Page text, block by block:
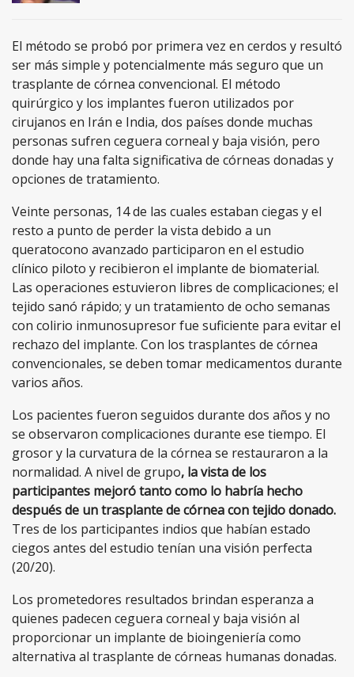
El método se probó por primera vez en cerdos y resultó
ser más simple y potencialmente más seguro que un
trasplante de córnea convencional. El método
quirúrgico y los implantes fueron utilizados por
cirujanos en Irán e India, dos países donde muchas
personas sufren ceguera corneal y baja visión, pero
donde hay una falta significativa de córneas donadas y
opciones de tratamiento.
Veinte personas, 14 de las cuales estaban ciegas y el
resto a punto de perder la vista debido a un
queratocono avanzado participaron en el estudio
clínico piloto y recibieron el implante de biomaterial.
Las operaciones estuvieron libres de complicaciones; el
tejido sanó rápido; y un tratamiento de ocho semanas
con colirio inmunosupresor fue suficiente para evitar el
rechazo del implante. Con los trasplantes de córnea
convencionales, se deben tomar medicamentos durante
varios años.
Los pacientes fueron seguidos durante dos años y no
se observaron complicaciones durante ese tiempo. El
grosor y la curvatura de la córnea se restauraron a la
normalidad. A nivel de grupo, la vista de los
participantes mejoró tanto como lo habría hecho
después de un trasplante de córnea con tejido donado.
Tres de los participantes indios que habían estado
ciegos antes del estudio tenían una visión perfecta
(20/20).
Los prometedores resultados brindan esperanza a
quienes padecen ceguera corneal y baja visión al
proporcionar un implante de bioingeniería como
alternativa al trasplante de córneas humanas donadas.